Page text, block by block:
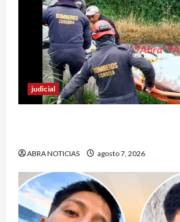
judicial
ABRA NOTICIAS agosto 7, 2026